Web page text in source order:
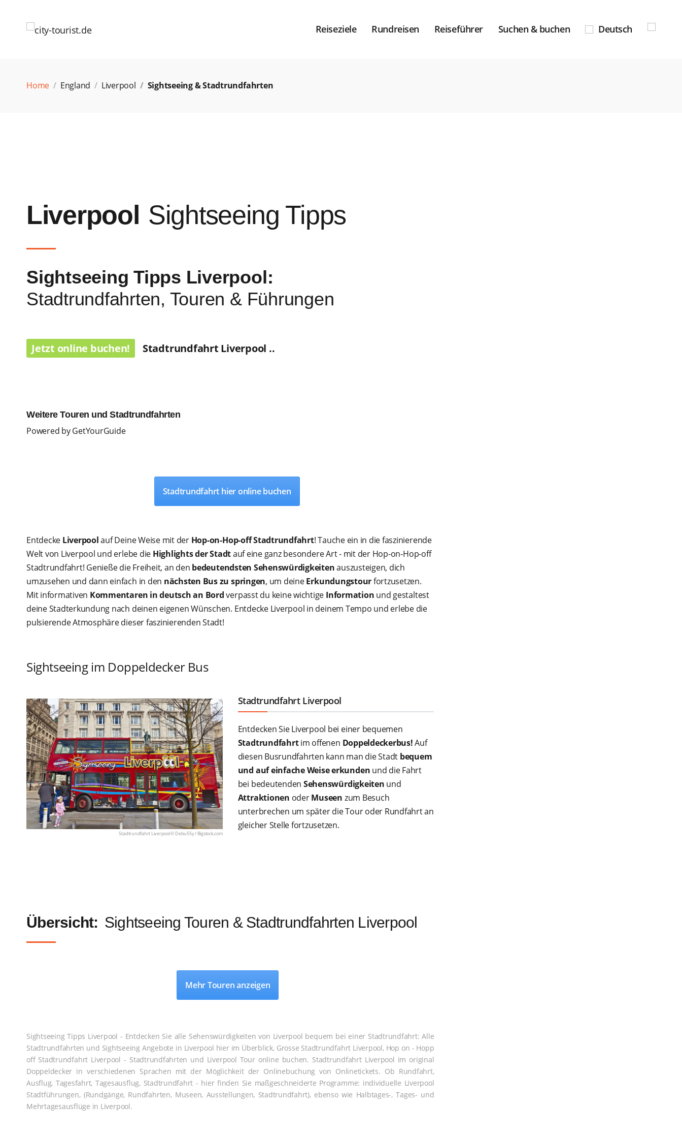
Reiseziele Rundreisen Reiseführer Suchen & buchen Deutsch
Home England Liverpool Sightseeing & Stadtrundfahrten
Liverpool Sightseeing Tipps
Sightseeing Tipps Liverpool:
Stadtrundfahrten, Touren & Führungen
Jetzt online buchen! Stadtrundfahrt Liverpool ..
Weitere Touren und Stadtrundfahrten
Powered byGetYourGuide
Stadtrundfahrt hier online buchen
Entdecke Liverpoolauf Deine Weise mit der Hop-on-Hop-off Stadtrundfahrt! Tauche ein in die faszinierende
Welt von Liverpool und erlebe die Highlights der Stadtauf eine ganz besondere Art - mit der Hop-on-Hop-off
Stadtrundfahrt! Genieße die Freiheit, an den bedeutendsten Sehenswürdigkeitenauszusteigen, dich
umzusehen und dann einfach in den nächsten Bus zu springen, um deineErkundungstourfortzusetzen.
Mit informativen Kommentaren in deutsch an Bordverpasst du keine wichtige Information und gestaltest
deine Stadterkundung nach deinen eigenen Wünschen. Entdecke Liverpool in deinem Tempo und erlebe die
pulsierende Atmosphäre dieser faszinierenden Stadt!
Sightseeing im Doppeldecker Bus
Stadtrundfahrt Liverpool © Debu55y / Bigstock.com
Stadtrundfahrt Liverpool
Entdecken Sie Liverpool bei einer bequemen
Stadtrundfahrtim offenen Doppeldeckerbus!Auf
diesen Busrundfahrten kann man die Stadt bequem
und auf einfache Weise erkunden und die Fahrt
bei bedeutenden Sehenswürdigkeiten und
Attraktionen oderMuseen zum Besuch
unterbrechen um später die Tour oder Rundfahrt an
gleicher Stelle fortzusetzen.
Übersicht: Sightseeing Touren & Stadtrundfahrten Liverpool
Mehr Touren anzeigen
Sightseeing Tipps Liverpool - Entdecken Sie alle Sehenswürdigkeiten von Liverpool bequem bei einer Stadtrundfahrt: Alle
Stadtrundfahrten und Sightseeing Angebote in Liverpool hier im Überblick, Grosse Stadtrundfahrt Liverpool, Hop on - Hopp
off Stadtrundfahrt Liverpool - Stadtrundfahrten und Liverpool Tour online buchen. Stadtrundfahrt Liverpool im original
Doppeldecker in verschiedenen Sprachen mit der Möglichkeit der Onlinebuchung von Onlinetickets. Ob Rundfahrt,
Ausflug, Tagesfahrt, Tagesausflug, Stadtrundfahrt - hier finden Sie maßgeschneiderte Programme: individuelle Liverpool
Stadtführungen, (Rundgänge, Rundfahrten, Museen, Ausstellungen, Stadtrundfahrt), ebenso wie Halbtages-, Tages- und
Mehrtagesausflüge in Liverpool.